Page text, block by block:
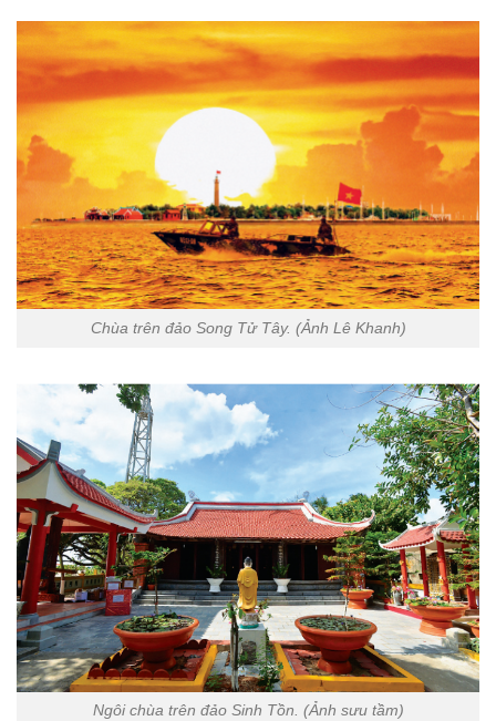
Chùa trên đảo Song Tử Tây. (Ảnh Lê Khanh)
Ngôi chùa trên đảo Sinh Tồn. (Ảnh sưu tầm)